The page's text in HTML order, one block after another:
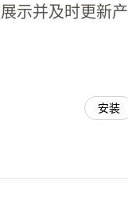
示并及时更新产
安装